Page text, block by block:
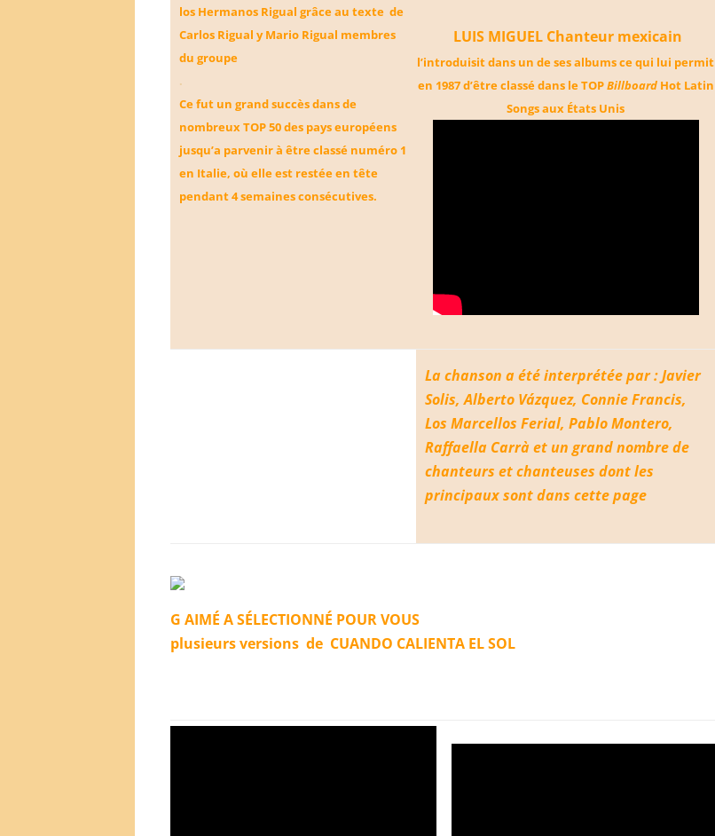
los Hermanos Rigual grâce au texte de
Carlos Rigual y Mario Rigual membres
du groupe
.
Ce fut un grand succès dans de
nombreux TOP 50 des pays européens
jusqu’a parvenir à être classé numéro 1
en Italie, où elle est restée en tête
pendant 4 semaines consécutives.
LUIS MIGUEL Chanteur mexicain
l’introduisit dans un de ses albums ce qui lui permit
en 1987 d’être classé dans le TOPBillboardHot Latin
Songs aux États Unis
La chanson a été interprétée par : Javier
Solis, Alberto Vázquez, Connie Francis,
Los Marcellos Ferial, Pablo Montero,
Raffaella Carrà et un grand nombre de
chanteurs et chanteuses dont les
principaux sont dans cette page
G AIMÉ A SÉLECTIONNÉ POURVOUS
plusieurs versions de CUANDO CALIENTA EL SOL